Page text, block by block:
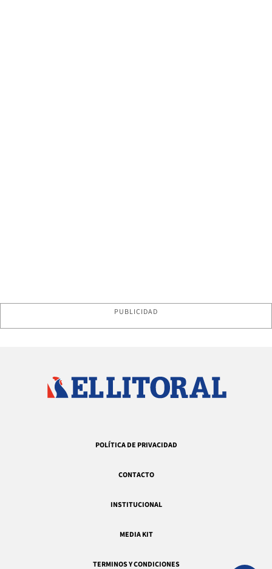
PUBLICIDAD
POLÍTICA DE PRIVACIDAD
CONTACTO
INSTITUCIONAL
MEDIA KIT
TERMINOS Y CONDICIONES